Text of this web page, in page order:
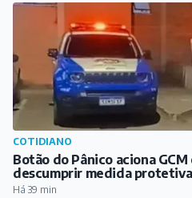
COTIDIANO
Botão do Pânico aciona
descumprir medida
Há 39 min